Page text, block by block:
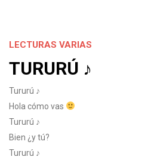
LECTURAS VARIAS
TURURÚ ♪
Tururú ♪
Hola cómo vas
Tururú ♪
Bien ¿y tú?
Tururú ♪